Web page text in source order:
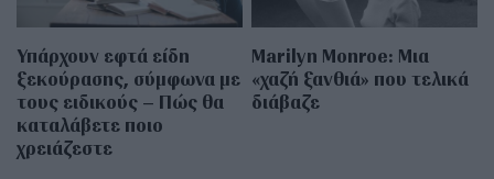
Υπάρχουν εφτά είδη
ξεκούρασης, σύμφωνα με
τους ειδικούς – Πώς θα
καταλάβετε ποιο
χρειάζεστε
Marilyn Monroe: Μια
«χαζή ξανθιά» που τελικά
διάβαζε